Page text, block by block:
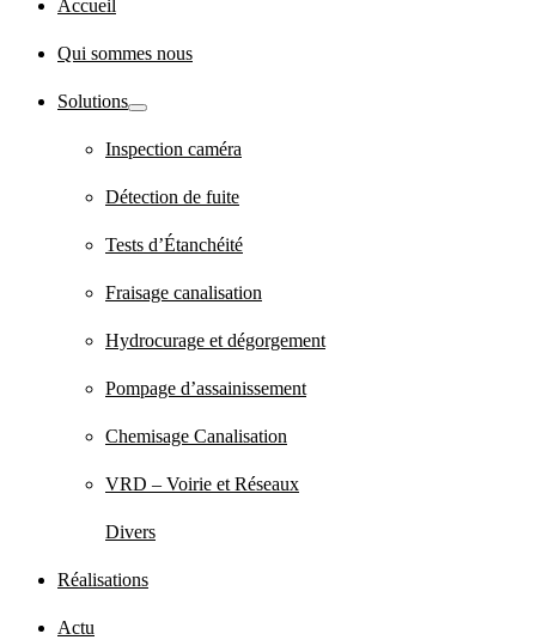
Accueil
Qui sommes nous
Solutions
Inspection caméra
Détection de fuite
Tests d’Étanchéité
Fraisage canalisation
Hydrocurage et dégorgement
Pompage d’assainissement
Chemisage Canalisation
VRD – Voirie et Réseaux
Divers
Réalisations
Actu